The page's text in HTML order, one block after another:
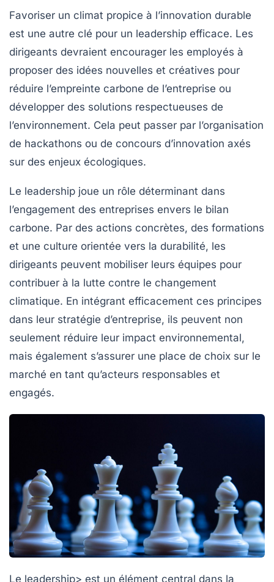
Favoriser un climat propice à l’innovation durable
est une autre clé pour un leadership efficace. Les
dirigeants devraient encourager les employés à
proposer des idées nouvelles et créatives pour
réduire l’empreinte carbone de l’entreprise ou
développer des solutions respectueuses de
l’environnement. Cela peut passer par l’organisation
de hackathons ou de concours d’innovation axés
sur des enjeux écologiques.
Le leadership joue un rôle déterminant dans
l’engagement des entreprises envers le bilan
carbone. Par des actions concrètes, des formations
et une culture orientée vers la durabilité, les
dirigeants peuvent mobiliser leurs équipes pour
contribuer à la lutte contre le changement
climatique. En intégrant efficacement ces principes
dans leur stratégie d’entreprise, ils peuvent non
seulement réduire leur impact environnemental,
mais également s’assurer une place de choix sur le
marché en tant qu’acteurs responsables et
engagés.
Le leadership> est un élément central dans la